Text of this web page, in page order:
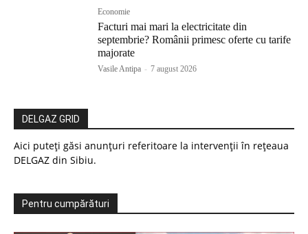
Economie
Facturi mai mari la electricitate din
septembrie? Românii primesc oferte cu tarife
majorate
Vasile Antipa - 7 august 2026
DELGAZ GRID
Aici puteți găsi anunțuri referitoare la intervenții în rețeaua
DELGAZ din Sibiu.
Pentru cumpărături